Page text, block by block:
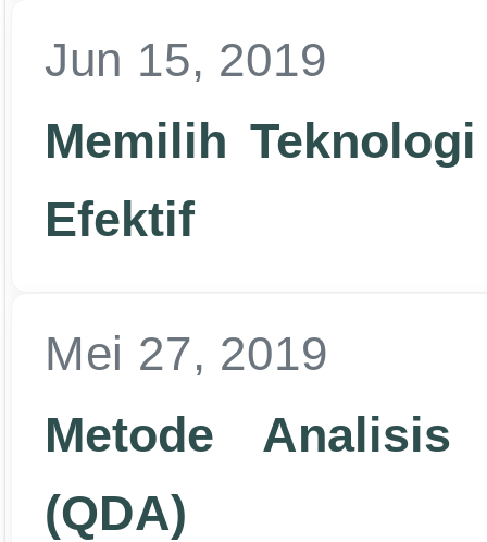
Jun 15, 2019
Memilih
Efektif
Mei 27, 2019
Metode
(QDA)